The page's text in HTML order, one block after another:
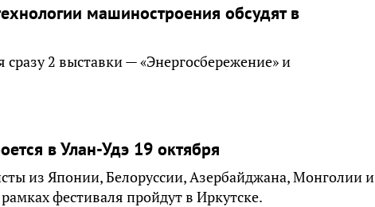
машиностроения обсудят в
сразу 2 выставки — «Энергосбережение» и
в Улан-Удэ 19 октября
из Японии, Белоруссии, Азербайджана, Монголии и
фестиваля пройдут в Иркутске.